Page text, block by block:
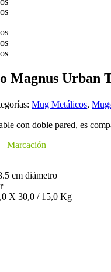
Magnus Urban
Mug Metálicos,
con doble pared, es
Marcación
cm diámetro
X 30,0 / 15,0 Kg